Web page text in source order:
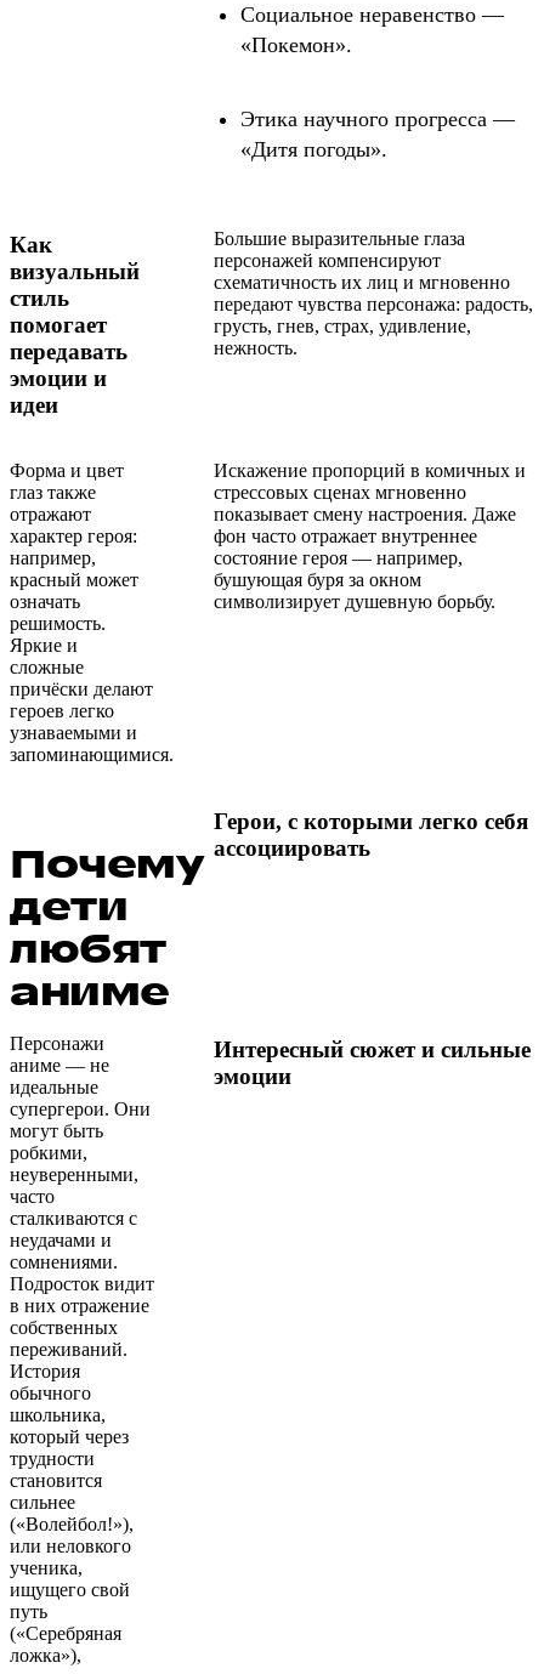
Социальное неравенство —
«Покемон».
Этика научного прогресса —
«Дитя погоды».
Как
визуальный
стиль
помогает
передавать
эмоции и
идеи
Большие выразительные глаза
персонажей компенсируют
схематичность их лиц и мгновенно
передают чувства персонажа: радость,
грусть, гнев, страх, удивление,
нежность.
Форма и цвет
глаз также
отражают
характер героя:
например,
красный может
означать
решимость.
Яркие и
сложные
причёски делают
героев легко
узнаваемыми и
запоминающимися.
Искажение пропорций в комичных и
стрессовых сценах мгновенно
показывает смену настроения. Даже
фон часто отражает внутреннее
состояние героя — например,
бушующая буря за окном
символизирует душевную борьбу.
Почему
дети
любят
аниме
Герои, с которыми легко себя
ассоциировать
Персонажи
аниме — не
идеальные
супергерои. Они
могут быть
робкими,
неуверенными,
часто
сталкиваются с
неудачами и
сомнениями.
Подросток видит
в них отражение
собственных
переживаний.
История
обычного
школьника,
который через
трудности
становится
сильнее
(«Волейбол!»),
или неловкого
ученика,
ищущего свой
путь
(«Серебряная
ложка»),
Интересный сюжет и сильные
эмоции